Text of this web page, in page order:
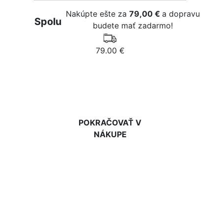
Spolu
Nakúpte ešte za79,00 €a dopravu
budete mať zadarmo!
79.00 €
POKRAČOVAŤ V
NÁKUPE